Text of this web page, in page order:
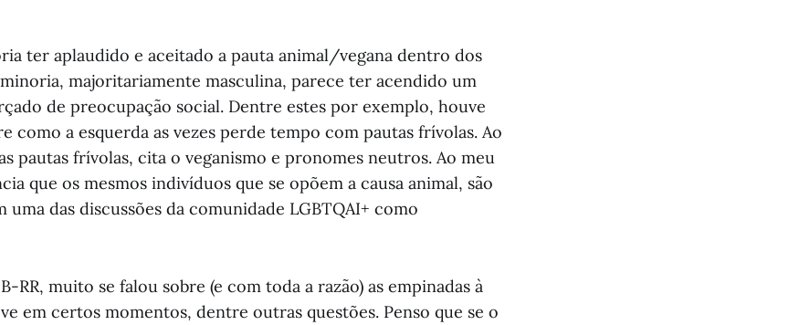
ter aplaudido e aceitado a pauta animal/vegana dentro dos
majoritariamente masculina, parece ter acendido um
de preocupação social. Dentre estes por exemplo, houve
como a esquerda as vezes perde tempo com pautas frívolas. Ao
pautas frívolas, cita o veganismo e pronomes neutros. Ao meu
que os mesmos indivíduos que se opõem a causa animal, são
uma das discussões da comunidade LGBTQAI+ como
RR, muito se falou sobre (e com toda a razão) as empinadas à
em certos momentos, dentre outras questões. Penso que se o